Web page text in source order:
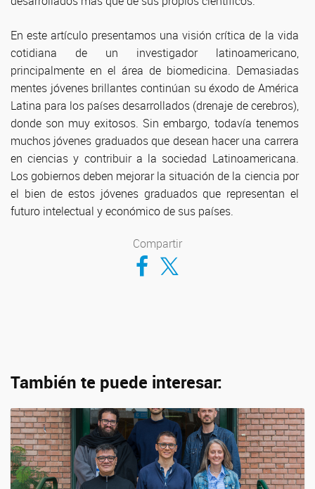
En este artículo presentamos una visión crítica de la vida
cotidiana de un investigador latinoamericano,
principalmente en el área de biomedicina. Demasiadas
mentes jóvenes brillantes continúan su éxodo de América
Latina para los países desarrollados (drenaje de cerebros),
donde son muy exitosos. Sin embargo, todavía tenemos
muchos jóvenes graduados que desean hacer una carrera
en ciencias y contribuir a la sociedad Latinoamericana.
Los gobiernos deben mejorar la situación de la ciencia por
el bien de estos jóvenes graduados que representan el
futuro intelectual y económico de sus países.
Compartir
Compartir en Facebook
Compartir en Twitter
También te puede interesar: